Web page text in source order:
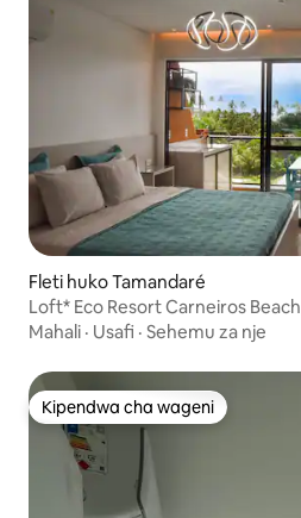
Fleti huko Tamandaré
Loft* Eco Resort Carneiros Beach
Mahali · Usafi · Sehemu za nje
Kipendwa cha wageni
Kipendwa cha wageni